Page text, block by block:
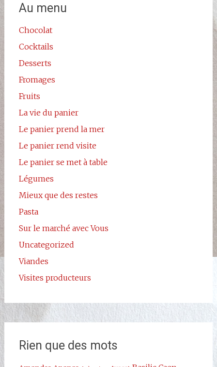
Au menu
Chocolat
Cocktails
Desserts
Fromages
Fruits
La vie du panier
Le panier prend la mer
Le panier rend visite
Le panier se met à table
Légumes
Mieux que des restes
Pasta
Sur le marché avec Vous
Uncategorized
Viandes
Visites producteurs
Rien que des mots